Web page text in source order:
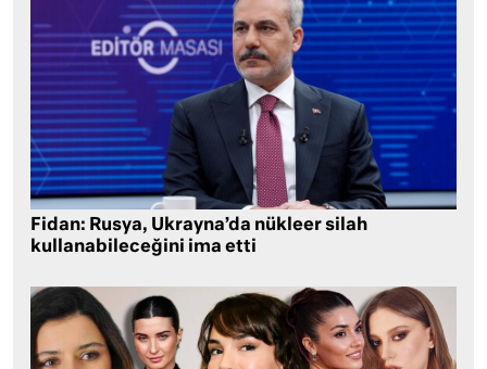
Fidan: Rusya, Ukrayna’da nükleer silah
kullanabileceğini ima etti